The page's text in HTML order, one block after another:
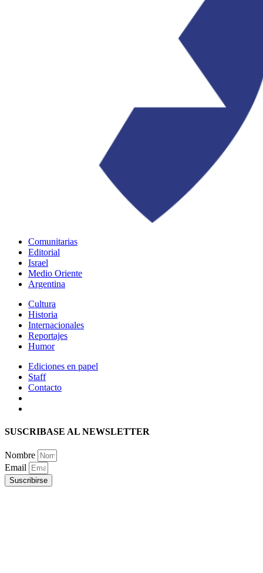
Comunitarias
Editorial
Israel
Medio Oriente
Argentina
Cultura
Historia
Internacionales
Reportajes
Humor
Ediciones en papel
Staff
Contacto
SUSCRIBASE AL NEWSLETTER
Nombre
Email
Suscribirse